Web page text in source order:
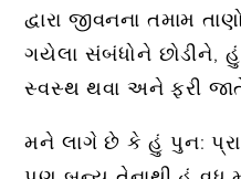
દ્વારા જીવનના તમામ
ગયેલા સંબંધોને
સ્વસ્થ થવા અને ફરી
મને લાગે છે કે હું પુન: